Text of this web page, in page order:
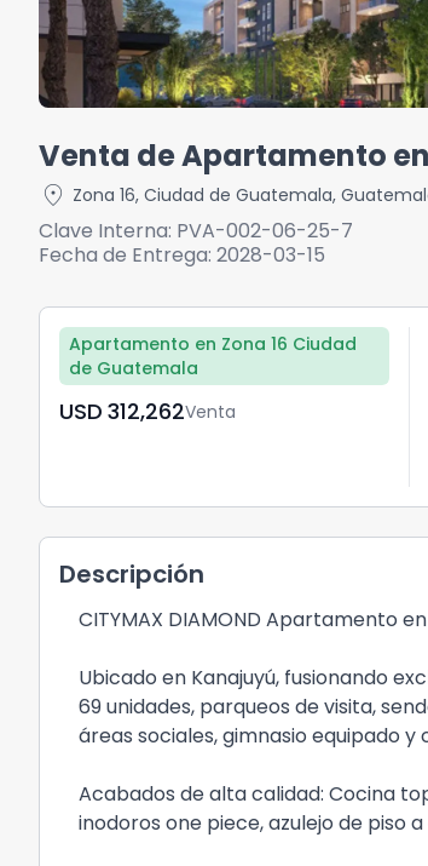
Venta de Apartamento
location_on Zona 16, Ciudad de Guatemala,
Clave Interna: PVA-002-06-25-7
Fecha de Entrega: 2028-03-15
Apartamento en Zona 16 Ciudad
de Guatemala
USD	312,262Venta
Descripción
CITYMAX DIAMOND Apartamento
Ubicado en Kanajuyú, fusionando
69 unidades, parqueos de visita,
áreas sociales, gimnasio equipado y
Acabados de alta calidad: Cocina
inodoros one piece, azulejo de piso